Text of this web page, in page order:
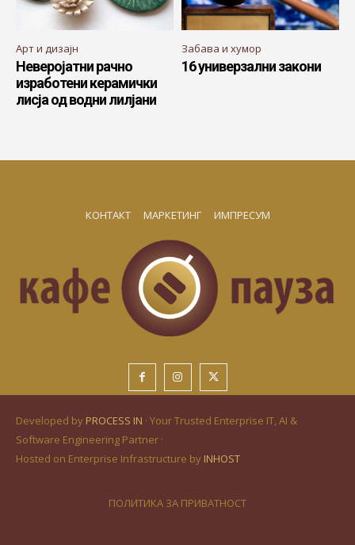
Арт и дизајн
Неверојатни рачно
изработени керамички
лисја од водни лилјани
Забава и хумор
16 универзални закони
КОНТАКТ МАРКЕТИНГ ИМПРЕСУМ
Developed by PROCESS IN · Your Trusted Enterprise IT, AI &
Software Engineering Partner ·
Hosted on Enterprise Infrastructure by INHOST
ПОЛИТИКА ЗА ПРИВАТНОСТ